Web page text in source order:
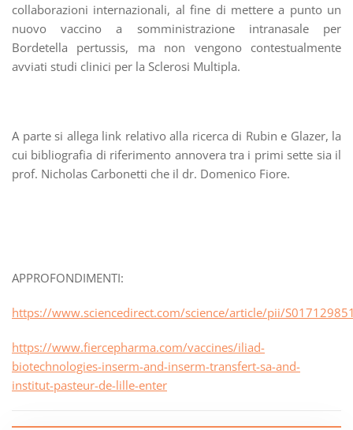
collaborazioni internazionali, al fine di mettere a punto un
nuovo vaccino a somministrazione intranasale per
Bordetella pertussis, ma non vengono contestualmente
avviati studi clinici per la Sclerosi Multipla.
A parte si allega link relativo alla ricerca di Rubin e Glazer, la
cui bibliografia di riferimento annovera tra i primi sette sia il
prof. Nicholas Carbonetti che il dr. Domenico Fiore.
APPROFONDIMENTI:
https://www.sciencedirect.com/science/article/pii/
https://www.fiercepharma.com/vaccines/iliad-
biotechnologies-inserm-and-inserm-transfert-sa-and-
institut-pasteur-de-lille-enter